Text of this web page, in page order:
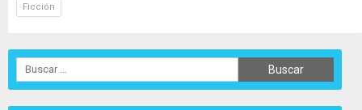
Ficción